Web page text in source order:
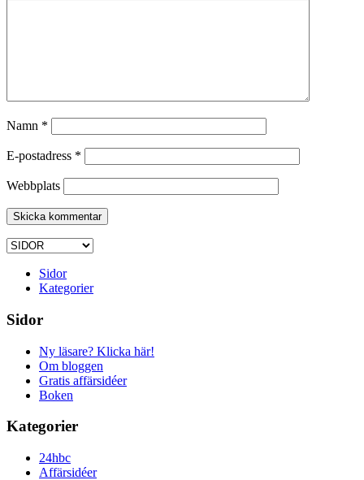
Namn *
E-postadress *
Webbplats
Sidor
Kategorier
Sidor
Ny läsare? Klicka här!
Om bloggen
Gratis affärsidéer
Boken
Kategorier
24hbc
Affärsidéer